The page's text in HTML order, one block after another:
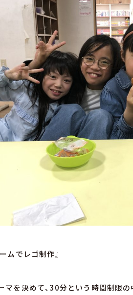
ムでレゴ制作』
マを決めて、30分という時間制限